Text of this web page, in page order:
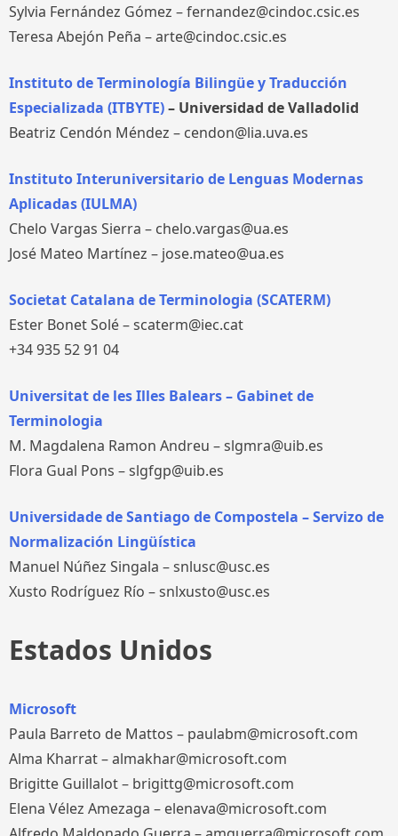
Sylvia Fernández Gómez – fernandez@cindoc.csic.es
Teresa Abejón Peña – arte@cindoc.csic.es
Instituto de Terminología Bilingüe y Traducción
Especializada (ITBYTE)– Universidad de Valladolid
Beatriz Cendón Méndez – cendon@lia.uva.es
Instituto Interuniversitario de Lenguas Modernas
Aplicadas (IULMA)
Chelo Vargas Sierra – chelo.vargas@ua.es
José Mateo Martínez – jose.mateo@ua.es
Societat Catalana de Terminologia (SCATERM)
Ester Bonet Solé – scaterm@iec.cat
+34 935 52 91 04
Universitat de les Illes Balears – Gabinet de
Terminologia
M. Magdalena Ramon Andreu – slgmra@uib.es
Flora Gual Pons – slgfgp@uib.es
Universidade de Santiago de Compostela – Servizo de
Normalización Lingüística
Manuel Núñez Singala – snlusc@usc.es
Xusto Rodríguez Río – snlxusto@usc.es
Estados Unidos
Microsoft
Paula Barreto de Mattos – paulabm@microsoft.com
Alma Kharrat – almakhar@microsoft.com
Brigitte Guillalot – brigittg@microsoft.com
Elena Vélez Amezaga – elenava@microsoft.com